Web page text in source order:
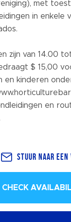
met
in enkele
zijn van 14.00
$ 15,00
en kinderen
en
Stuur naar een
CHECK